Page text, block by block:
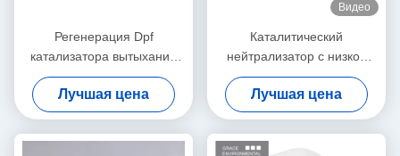
Регенерация Dpf
катализатора вытыхания
корабля содержания серы
200ppm дизельная для
генератора корабля
Лучшая цена
Видео
Каталитический
нейтрализатор с низкой
температурой регенерации
для фильтрации дизельных
частиц (CDPF)
Лучшая цена